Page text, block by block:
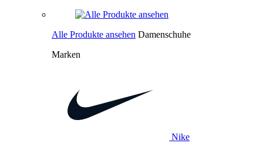
Alle Produkte ansehen Damenschuhe
Marken
Nike